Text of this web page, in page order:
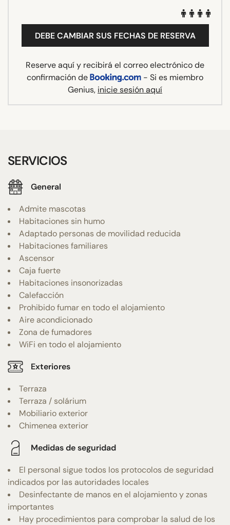
DEBE CAMBIAR SUS FECHAS DE RESERVA
Reserve aquí y recibirá el correo electrónico de
confirmación de
- Si es miembro
Genius, inicie sesión aquí
SERVICIOS
General
Admite mascotas
Habitaciones sin humo
Adaptado personas de movilidad reducida
Habitaciones familiares
Ascensor
Caja fuerte
Habitaciones insonorizadas
Calefacción
Prohibido fumar en todo el alojamiento
Aire acondicionado
Zona de fumadores
WiFi en todo el alojamiento
Exteriores
Terraza
Terraza / solárium
Mobiliario exterior
Chimenea exterior
Medidas de seguridad
El personal sigue todos los protocolos de seguridad
indicados por las autoridades locales
Desinfectante de manos en el alojamiento y zonas
importantes
Hay procedimientos para comprobar la salud de los